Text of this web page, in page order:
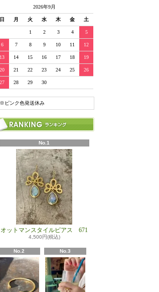
2026年9月
日 月 火 水 木 金 土
1 2 3 4 5
6 7 8 9 10 11 12
13 14 15 16 17 18 19
20 21 22 23 24 25 26
27 28 29 30
※ピンク色発送休み
No.1
オットマンスタイルピアス 671
4,500円(税込)
No.2 No.3